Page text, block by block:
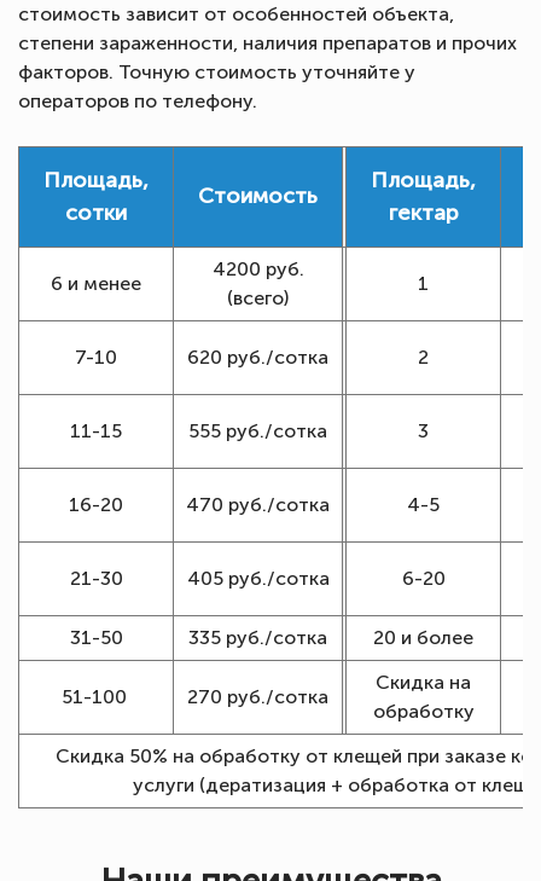
стоимость зависит от особенностей объекта,
степени зараженности, наличия препаратов и прочих
факторов. Точную стоимость уточняйте у
операторов по телефону.
Площадь,
сотки
Стоимость
Площадь,
гектар
6 и менее
4200 руб.
(всего)
1
7-10 620 руб./сотка 2
11-15 555 руб./сотка 3
16-20 470 руб./сотка 4-5
21-30 405 руб./сотка 6-20
31-50 335 руб./сотка 20 и более
51-100 270 руб./сотка
Скидка на
обработку
Скидка 50% на обработку от клещей при заказе
услуги (дератизация + обработка от